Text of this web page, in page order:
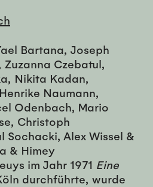
Bartana, Joseph
Zuzanna Czebatul,
Nikita Kadan,
Naumann,
Odenbach, Mario
Christoph
Sochacki, Alex Wissel &
& Himey
im Jahr 1971 Eine
durchführte, wurde